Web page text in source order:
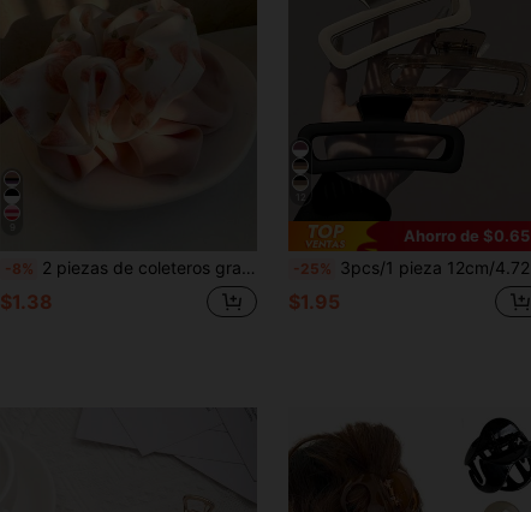
-8% 2 piezas de coleteros grandes exquisitos para mujer de 11 cm/4,33 pulgadas con estampado de fruta melocotón rosa, accesorios para el cabello elegantes y versátiles de alta gama, adecuados para uso diario, salidas, casual, fiesta, ir al trabajo, vacaciones, recoger el cabello, coleta, moño, lavarse la cara, bañarse, maquillaje, combinar con la ropa, accesorios para el cabello, coleteros
$1.38
Ahorro de $0.65
-25% 3pcs/1 pieza 12cm/4.72in Pinzas para el cabello cuadradas de plástico mate marrón & negro, accesorios para el cabello elegantes y minimalistas para peinados diarios, lavado de cara, maquillaje, combinación de atuendos, horquillas para el cabello de verano, pinzas para el cabello de playa, pinzas para el cabello para damas en vacaciones
$1.95